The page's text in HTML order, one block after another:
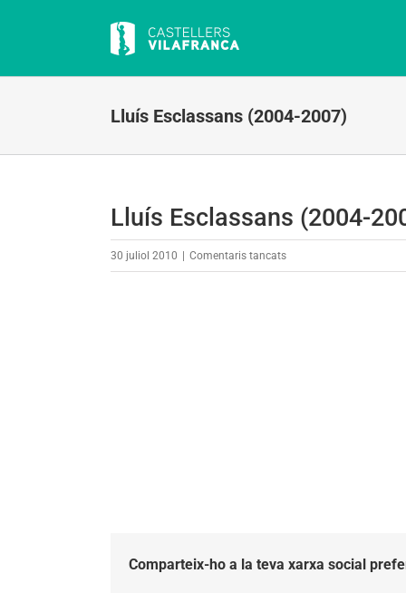
Lluís Esclassans (2004-2007)
Lluís Esclassans (2004-
30 juliol 2010 Comentaris tancatsa
Comparteix-ho a la teva xarxa social